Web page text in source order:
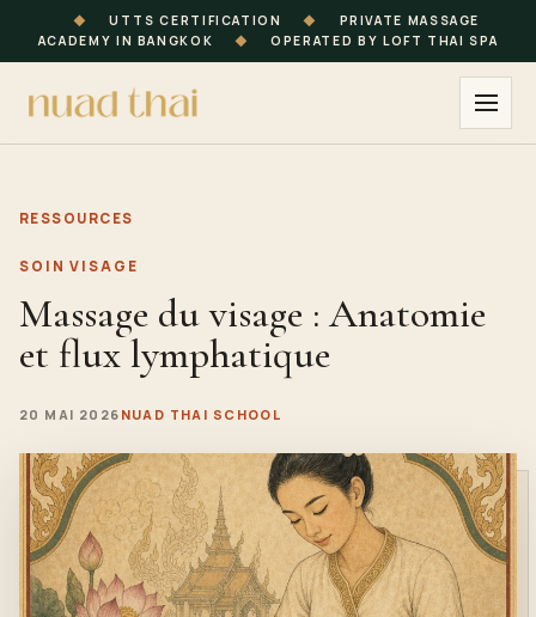
◆ UTTS CERTIFICATION ◆
PRIVATE MASSAGE
ACADEMY IN BANGKOK
◆ OPERATED BY LOFT THAI SPA
RESSOURCES
SOIN VISAGE
Massage du visage : Anatomie
et flux lymphatique
20 MAI 2026 NUAD THAI SCHOOL